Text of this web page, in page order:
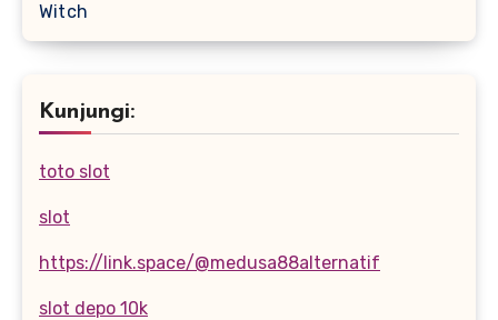
Witch
Kunjungi:
toto slot
slot
https://link.space/@medusa88alternatif
slot depo 10k